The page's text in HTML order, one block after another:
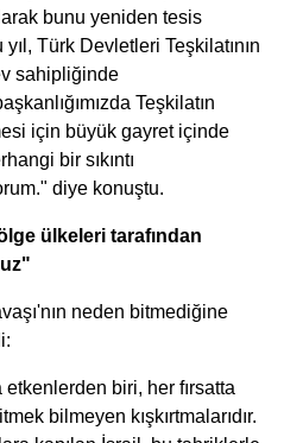
bunu yeniden tesis
Türk Devletleri Teşkilatının
sahipliğinde
Teşkilatın
için büyük gayret içinde
bir sıkıntı
diye konuştu.
ülkeleri tarafından
neden bitmediğine
biri, her fırsatta
bilmeyen kışkırtmalarıdır.